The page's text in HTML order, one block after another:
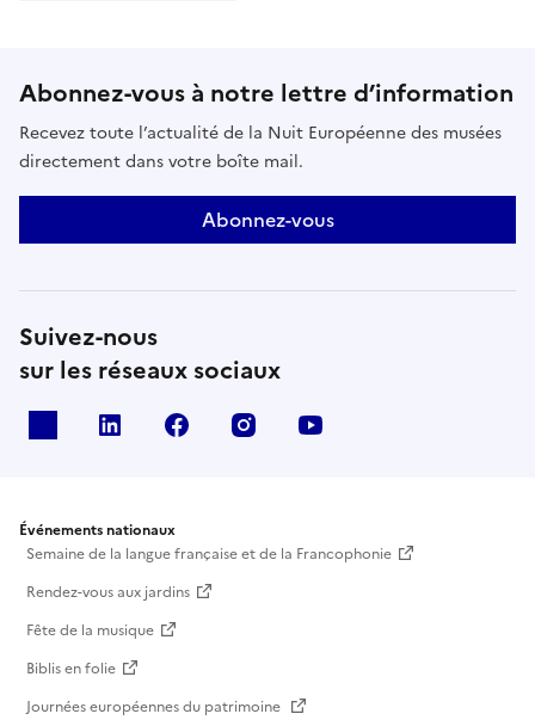
Abonnez-vous à notre lettre d’information
Recevez toute l’actualité de la Nuit Européenne des musées
directement dans votre boîte mail.
Abonnez-vous
Suivez-nous
sur les réseaux sociaux
Linkedin Facebook Instagram
Événements nationaux
Semaine de la langue française et de la Francophonie
Rendez-vous aux jardins
Fête de la musique
Biblis en folie
Journées européennes du patrimoine